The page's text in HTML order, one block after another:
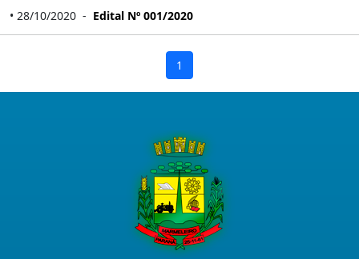
• 28/10/2020 - Edital Nº 001/2020
1